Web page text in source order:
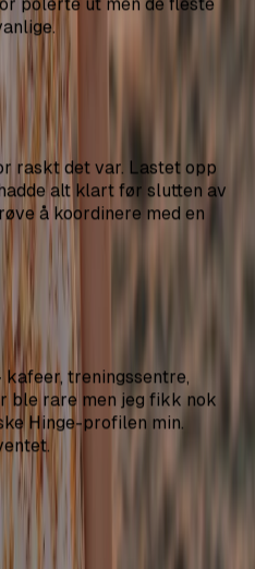
Tok omtrent 30 minutter.
mens det behandlet.
etter å ha oppdatert
fra kanskje 5 liker i uken til
polerte ut men de fleste
det var. Lastet opp
alt klart før slutten av
å koordinere med en